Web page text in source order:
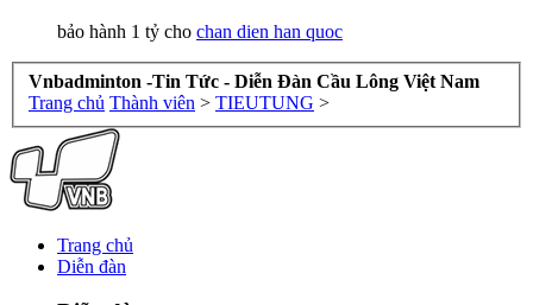
bảo hành 1 tỷ cho chan dien han quoc
Vnbadminton -Tin Tức - Diễn Đàn Cầu Lông Việt Nam
Trang chủ Thành viên > TIEUTUNG >
Trang chủ
Diễn đàn